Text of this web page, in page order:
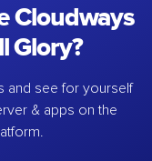
Cloudways
Glory?
and see for yourself
& apps on the